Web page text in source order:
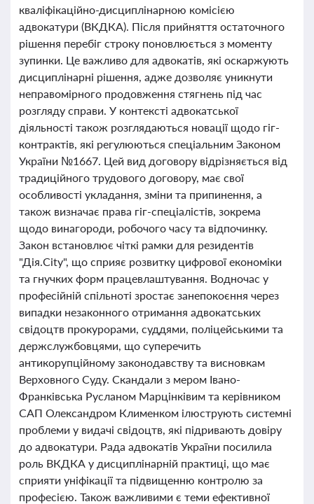
кваліфікаційно-дисциплінарною комісією
адвокатури (ВКДКА). Після прийняття остаточного
рішення перебіг строку поновлюється з моменту
зупинки. Це важливо для адвокатів, які оскаржують
дисциплінарні рішення, адже дозволяє уникнути
неправомірного продовження стягнень під час
розгляду справи. У контексті адвокатської
діяльності також розглядаються новації щодо гіг-
контрактів, які регулюються спеціальним Законом
України №1667. Цей вид договору відрізняється від
традиційного трудового договору, має свої
особливості укладання, зміни та припинення, а
також визначає права гіг-спеціалістів, зокрема
щодо винагороди, робочого часу та відпочинку.
Закон встановлює чіткі рамки для резидентів
"Дія.City", що сприяє розвитку цифрової економіки
та гнучких форм працевлаштування. Водночас у
професійній спільноті зростає занепокоєння через
випадки незаконного отримання адвокатських
свідоцтв прокурорами, суддями, поліцейськими та
держслужбовцями, що суперечить
антикорупційному законодавству та висновкам
Верховного Суду. Скандали з мером Івано-
Франківська Русланом Марцінківим та керівником
САП Олександром Клименком ілюструють системні
проблеми у видачі свідоцтв, які підривають довіру
до адвокатури. Рада адвокатів України посилила
роль ВКДКА у дисциплінарній практиці, що має
сприяти уніфікації та підвищенню контролю за
професією. Також важливими є теми ефективної